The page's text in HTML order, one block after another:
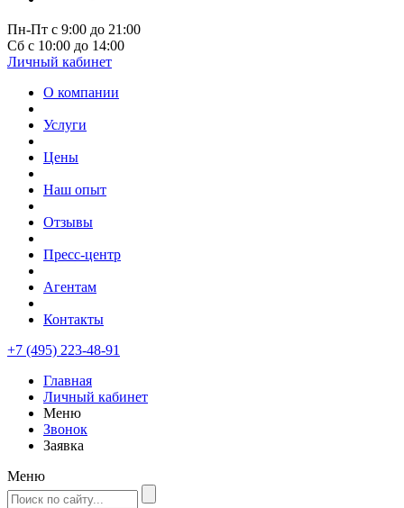
Пн-Пт с 9:00 до 21:00
Сб с 10:00 до 14:00
Личный кабинет
О компании
Услуги
Цены
Наш опыт
Отзывы
Пресс-центр
Агентам
Контакты
+7 (495) 223-48-91
Главная
Личный кабинет
Меню
Звонок
Заявка
Меню